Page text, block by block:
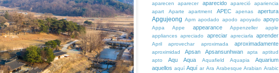
aparecen
aparecer aparecido apareció
apariencia
apart
Aparte apartment APEC apenas apertura
Apgujeong Apm apodado apodo apoyado apoyo
Appa Appe appearance Appenzeller
apple
appliances apreciado apreciar apreciarla aprender
April aprovechar aproximada aproximadamente
aproximidad Apsan Apsansunhwan apta
aptitud
apto
Aqu Aqua Aquafield Aquapia
Aquarium
aquellos aquí Aquí ar Ara Arabesque Arabian Arabic